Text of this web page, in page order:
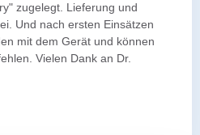
zugelegt. Lieferung und
Und nach ersten Einsätzen
mit dem Gerät und können
Vielen Dank an Dr.